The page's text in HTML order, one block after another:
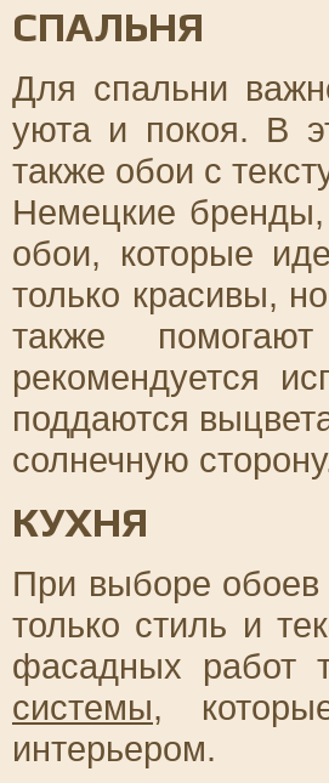
СПАЛЬНЯ
Для спальни
уюта и покоя. В
также обои с
Немецкие бренды,
обои, которые
только красивы,
также
рекомендуется
поддаются
солнечную
КУХНЯ
При выборе обоев
только стиль и
фасадных работ
системы,
интерьером.